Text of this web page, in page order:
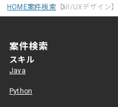
HOME案件検索【UI/UXデザイン
案件検索
スキル
Java
Python